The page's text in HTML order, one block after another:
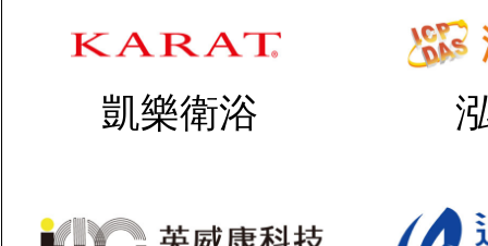
凱樂衛浴